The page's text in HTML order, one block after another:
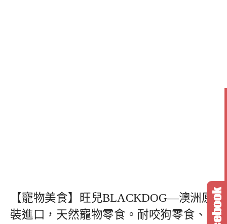
【寵物美食】旺兒BLACKDOG—澳洲原
裝進口，天然寵物零食。耐咬狗零食、